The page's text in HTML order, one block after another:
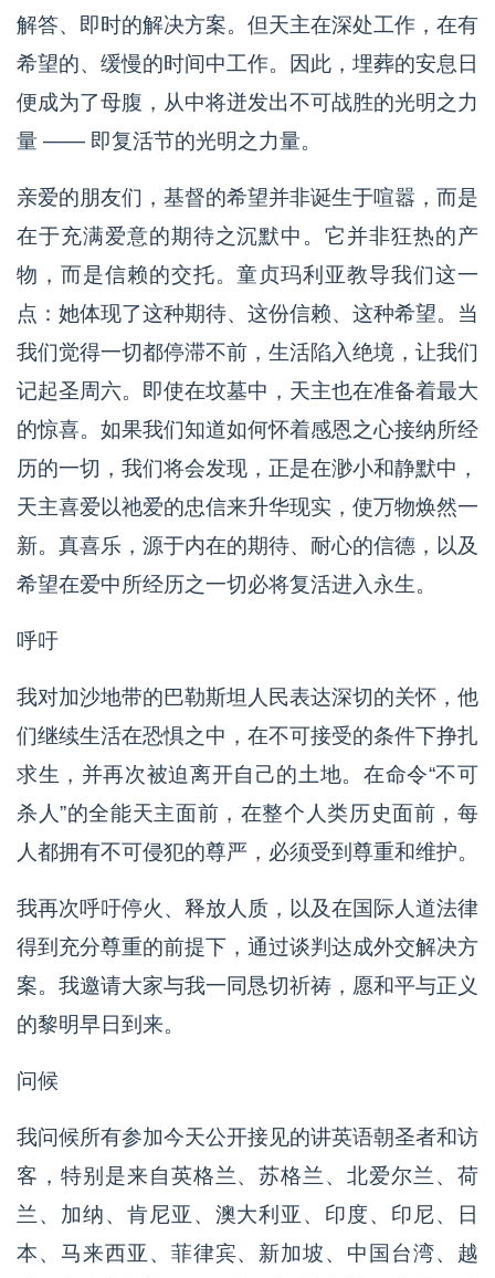
解答、即时的解决方案。但天主在深处工作，在有
希望的、缓慢的时间中工作。因此，埋葬的安息日
便成为了母腹，从中将迸发出不可战胜的光明之力
量 —— 即复活节的光明之力量。
亲爱的朋友们，基督的希望并非诞生于喧嚣，而是
在于充满爱意的期待之沉默中。它并非狂热的产
物，而是信赖的交托。童贞玛利亚教导我们这一
点：她体现了这种期待、这份信赖、这种希望。当
我们觉得一切都停滞不前，生活陷入绝境，让我们
记起圣周六。即使在坟墓中，天主也在准备着最大
的惊喜。如果我们知道如何怀着感恩之心接纳所经
历的一切，我们将会发现，正是在渺小和静默中，
天主喜爱以祂爱的忠信来升华现实，使万物焕然一
新。真喜乐，源于内在的期待、耐心的信德，以及
希望在爱中所经历之一切必将复活进入永生。
呼吁
我对加沙地带的巴勒斯坦人民表达深切的关怀，他
们继续生活在恐惧之中，在不可接受的条件下挣扎
求生，并再次被迫离开自己的土地。在命令“不可
杀人”的全能天主面前，在整个人类历史面前，每
人都拥有不可侵犯的尊严，必须受到尊重和维护。
我再次呼吁停火、释放人质，以及在国际人道法律
得到充分尊重的前提下，通过谈判达成外交解决方
案。我邀请大家与我一同恳切祈祷，愿和平与正义
的黎明早日到来。
问候
我问候所有参加今天公开接见的讲英语朝圣者和访
客，特别是来自英格兰、苏格兰、北爱尔兰、荷
兰、加纳、肯尼亚、澳大利亚、印度、印尼、日
本、马来西亚、菲律宾、新加坡、中国台湾、越